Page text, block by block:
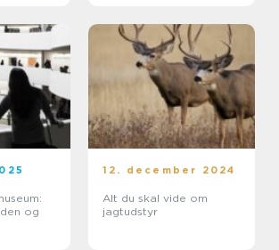
og
12. december 2024
Alt du skal vide om
jagtudstyr